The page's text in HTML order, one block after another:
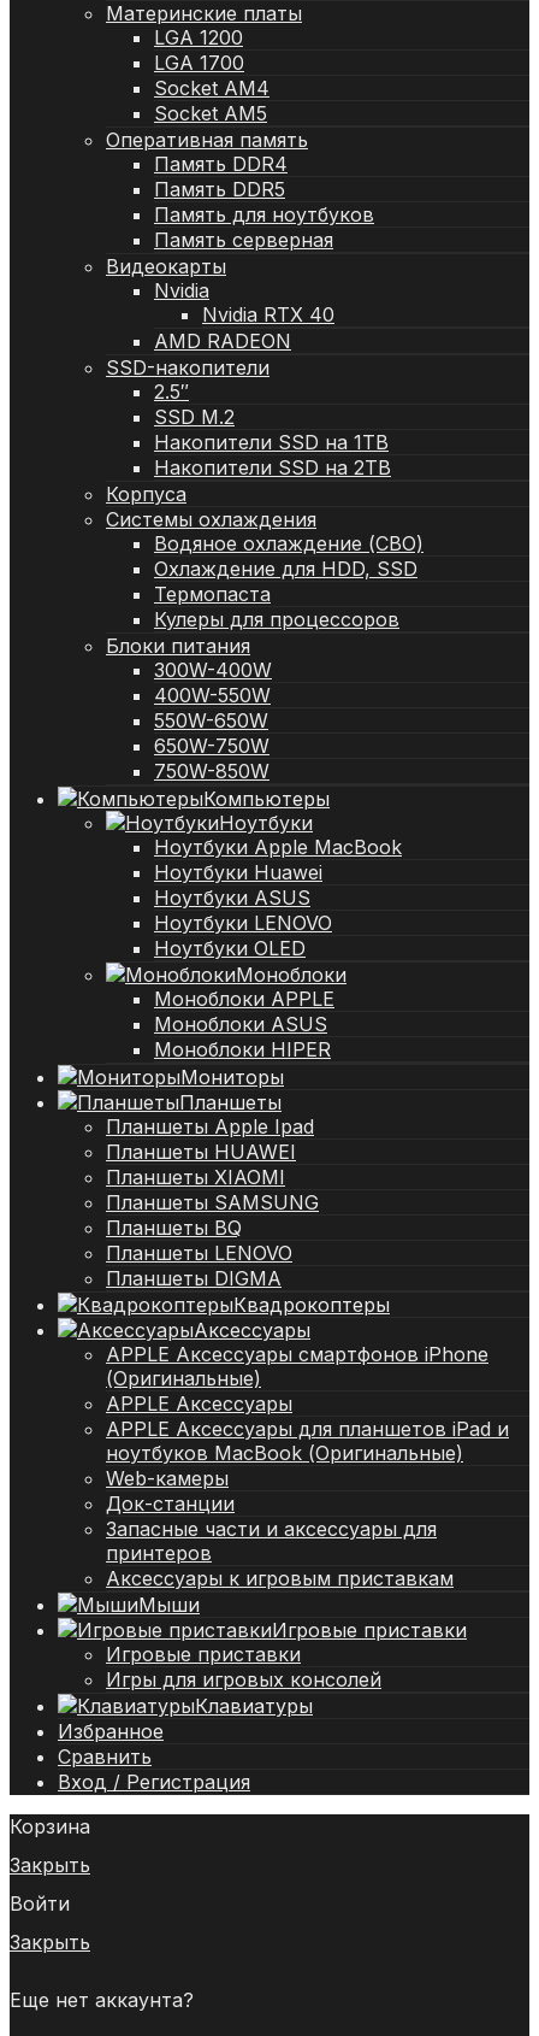
Материнские платы
LGA 1200
LGA 1700
Socket AM4
Socket AM5
Оперативная память
Память DDR4
Память DDR5
Память для ноутбуков
Память серверная
Видеокарты
Nvidia
Nvidia RTX 40
AMD RADEON
SSD-накопители
2.5″
SSD M.2
Накопители SSD на 1TB
Накопители SSD на 2TB
Корпуса
Системы охлаждения
Водяное охлаждение (СВО)
Охлаждение для HDD, SSD
Термопаста
Кулеры для процессоров
Блоки питания
300W-400W
400W-550W
550W-650W
650W-750W
750W-850W
Компьютеры
Ноутбуки
Ноутбуки Apple MacBook
Ноутбуки Huawei
Ноутбуки ASUS
Ноутбуки LENOVO
Ноутбуки OLED
Моноблоки
Моноблоки APPLE
Моноблоки ASUS
Моноблоки HIPER
Мониторы
Планшеты
Планшеты Apple Ipad
Планшеты HUAWEI
Планшеты XIAOMI
Планшеты SAMSUNG
Планшеты BQ
Планшеты LENOVO
Планшеты DIGMA
Квадрокоптеры
Аксессуары
APPLE Аксессуары смартфонов iPhone
(Оригинальные)
APPLE Аксессуары
APPLE Аксессуары для планшетов iPad и
ноутбуков MacBook (Оригинальные)
Web-камеры
Док-станции
Запасные части и аксессуары для
принтеров
Аксессуары к игровым приставкам
Мыши
Игровые приставки
Игровые приставки
Игры для игровых консолей
Клавиатуры
Избранное
Сравнить
Вход / Регистрация
Корзина
Закрыть
Войти
Закрыть
Еще нет аккаунта?